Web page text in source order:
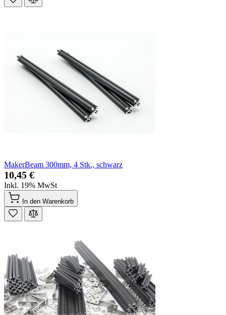
MakerBeam 300mm, 4 Stk., schwarz
10,45 €
Inkl. 19% MwSt
In den Warenkorb